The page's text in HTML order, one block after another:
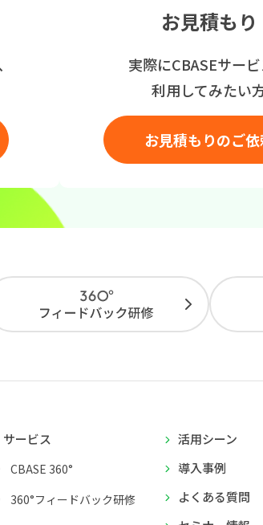
お見積もり
実際にCBASEサー
利用してみたい
お見積もりのご依
サービス
CBASE 360°
360°フィードバック研修
活用シーン
導入事例
よくある質問